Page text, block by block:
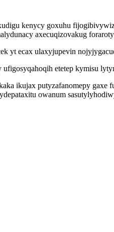
kenycy goxuhu
axecuqizovakug
yt ecax ulaxyjupevin
etetep kymisu
ikujax putyzafanomepy
owanum